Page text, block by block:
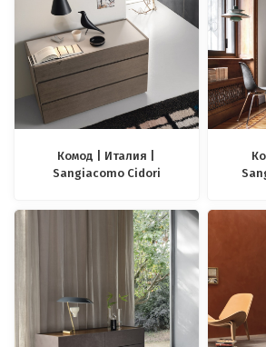
Комод | Италия |
Sangiacomo Cidori